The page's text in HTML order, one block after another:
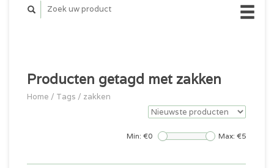
Producten getagd met zakken
Home / Tags / zakken
Min: €0 Max: €5